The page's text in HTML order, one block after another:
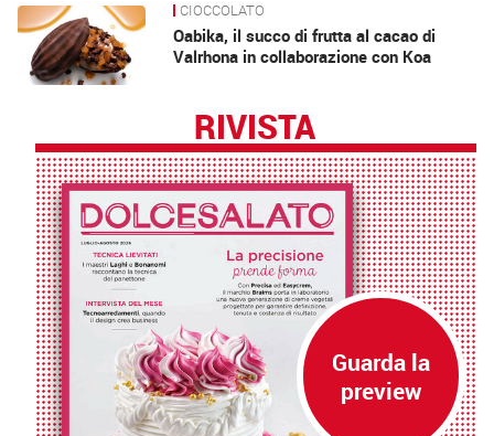
News CIOCCOLATO
Oabika, il succo di frutta al cacao di
Valrhona in collaborazione con Koa
RIVISTA